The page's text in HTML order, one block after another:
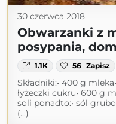
30 czerwca 2018
Obwarzanki z
posypania,
1.1K 56 Zapisz
Składniki:• 400 g
łyżeczki cukru• 600 g
soli ponadto:• sól
(...)